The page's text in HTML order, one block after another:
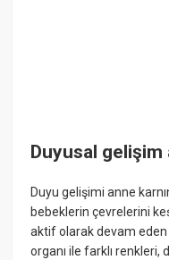
Duyusal gelişim
Duyu gelişimi anne
bebeklerin çevrelerini
aktif olarak devam eden
organı ile farklı renkleri,